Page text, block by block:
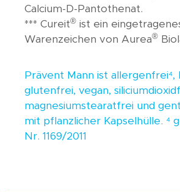
Calcium-D-Pantothenat.
*** Cureit® ist ein
Warenzeichen von Aurea®
Prävent Mann ist allergenfrei⁴,
glutenfrei, vegan,
magnesiumstearatfrei und
mit pflanzlicher Kapselhülle. ⁴
Nr. 1169/2011